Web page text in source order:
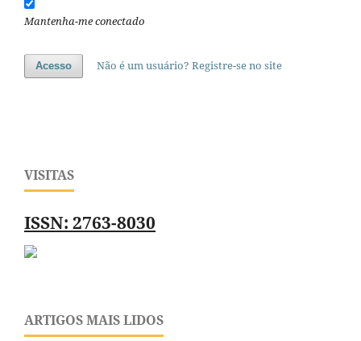
Mantenha-me conectado
Acesso Não é um usuário? Registre-se no site
VISITAS
ISSN: 2763-8030
ARTIGOS MAIS LIDOS